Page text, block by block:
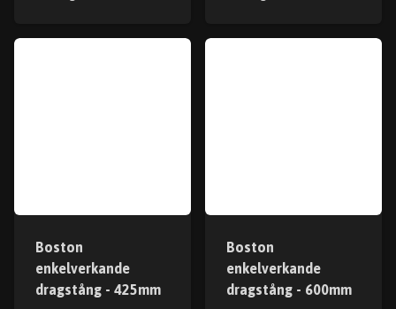
Boston
enkelverkande
dragstång - 425mm
Boston
enkelverkande
dragstång - 600mm